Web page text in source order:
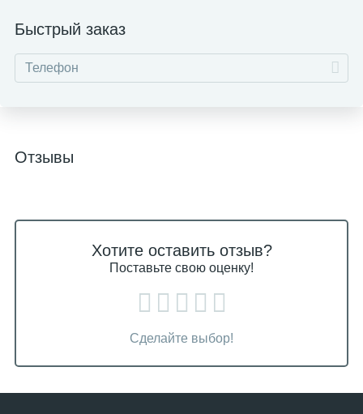
Быстрый заказ
Отзывы
Хотите оставить отзыв?
Поставьте свою оценку!
Сделайте выбор!